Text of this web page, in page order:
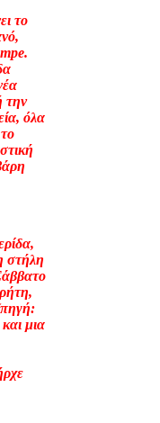
το
την
όλα
το
στήλη
μια